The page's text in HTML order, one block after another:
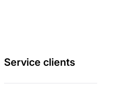
Service clients